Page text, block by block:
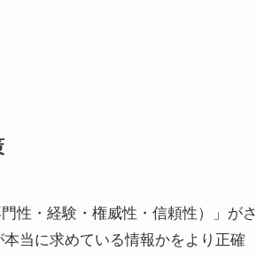
性・経験・権威性・信頼性）」がさ
当に求めている情報かをより正確